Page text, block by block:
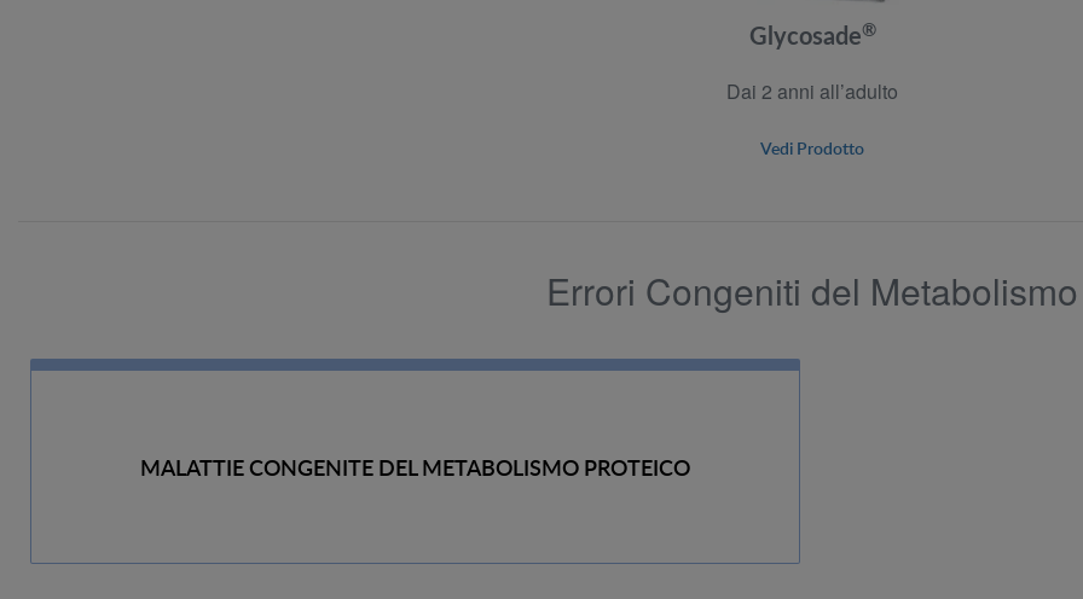
Glycosade®
Dai 2 anni all’adulto
Vedi Prodotto
Errori Congeniti del Metabolismo
MALATTIE CONGENITE DEL METABOLISMO PROTEICO